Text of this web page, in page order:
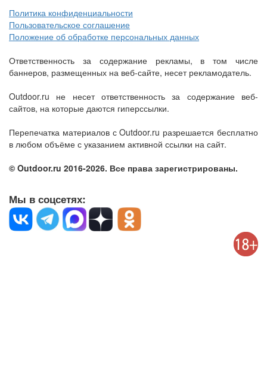
Политика конфиденциальности
Пользовательское соглашение
Положение об обработке персональных данных
Ответственность за содержание рекламы, в том числе
баннеров, размещенных на веб-сайте, несет рекламодатель.
Outdoor.ru не несет ответственность за содержание веб-
сайтов, на которые даются гиперссылки.
Перепечатка материалов с Outdoor.ru разрешается бесплатно
в любом объёме с указанием активной ссылки на сайт.
© Outdoor.ru 2016-2026. Все права зарегистрированы.
Мы в соцсетях: